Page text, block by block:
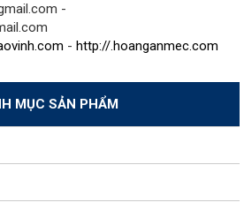
-
- http://.hoanganmec.com
MỤC SẢN PHẨM